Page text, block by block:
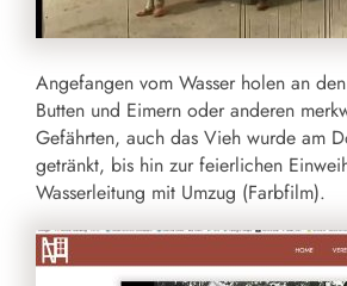
Angefangen vom Wasser holen an
Butten und Eimern oder anderen
Gefährten, auch das Vieh wurde am
getränkt, bis hin zur feierlichen
Wasserleitung mit Umzug (Farbfilm).